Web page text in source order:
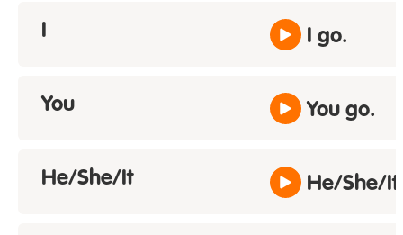
I I go.
You You go.
He/She/It He/She/It